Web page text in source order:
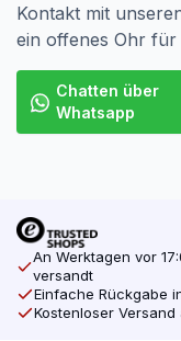
Kontakt mit
ein offenes Ohr für
Chatten über
Whatsapp
An Werktagen vor
versandt
Einfache Rückgabe
Kostenloser Versand